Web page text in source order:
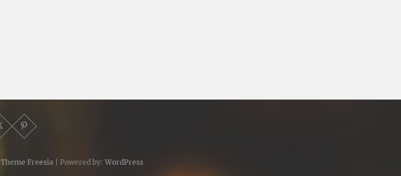
Theme Freesia | Powered by: WordPress